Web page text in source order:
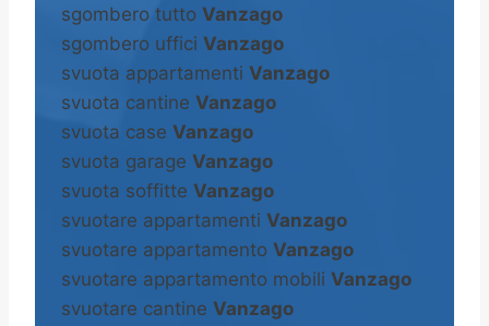
sgombero tutto Vanzago
sgombero uffici Vanzago
svuota appartamenti Vanzago
svuota cantine Vanzago
svuota case Vanzago
svuota garage Vanzago
svuota soffitte Vanzago
svuotare appartamenti Vanzago
svuotare appartamento Vanzago
svuotare appartamento mobili Vanzago
svuotare cantine Vanzago